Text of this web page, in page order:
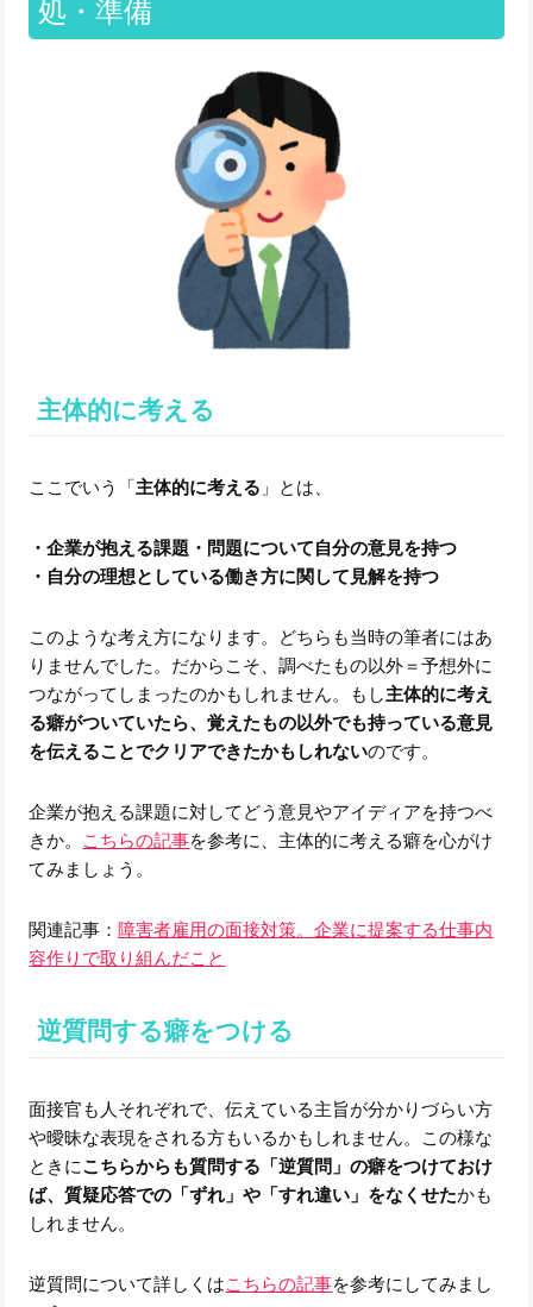
処・準備
主体的に考える
ここでいう「主体的に考える 」とは、
・企業が抱える課題・問題について自分の意見を持つ
・自分の理想としている働き方に関して見解を持つ
このような考え方になります。どちらも当時の筆者にはあ
りませんでした。だからこそ、調べたもの以外＝予想外に
つながってしまったのかもしれません。もし主体的に考え
る癖がついていたら、覚えたもの以外でも持っている意見
を伝えることでクリアできたかもしれないのです。
企業が抱える課題に対してどう意見やアイディアを持つべ
きか。 こちらの記事を参考に、主体的に考える癖を心がけ
てみましょう。
関連記事：障害者雇用の面接対策。企業に提案する仕事内
容作りで取り組んだこと
逆質問する癖をつける
面接官も人それぞれで、伝えている主旨が分かりづらい方
や曖昧な表現をされる方もいるかもしれません。この様な
ときにこちらからも質問する「逆質問」の癖をつけておけ
ば、質疑応答での「ずれ」や「すれ違い」をなくせたかも
しれません。
逆質問について詳しくはこちらの記事を参考にしてみまし